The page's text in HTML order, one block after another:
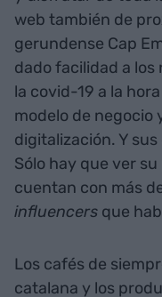
web también de
gerundense Cap
dado facilidad a los
la covid-19 a la
modelo de negocio
digitalización. Y
Sólo hay que ver
cuentan con más
influencers que
Los cafés de
catalana y los